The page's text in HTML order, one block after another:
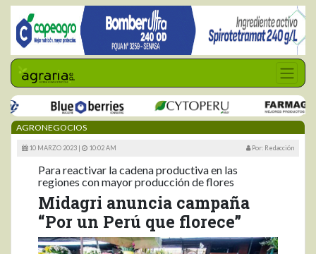
AGRONEGOCIOS
10 MARZO 2023 | 10:02 AM Por: Redacción
Para reactivar la cadena productiva en las
regiones con mayor producción de flores
Midagri anuncia campaña
“Por un Perú que florece”